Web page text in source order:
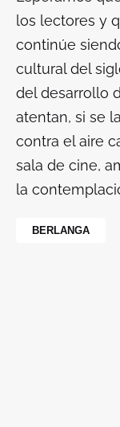
los lectores y
continúe
cultural del
del desarrollo
atentan, si se
contra el aire
sala de cine,
la
BERLANGA